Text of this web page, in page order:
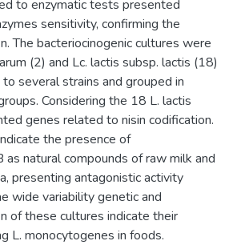
to enzymatic tests presented
sensitivity, confirming the
The bacteriocinogenic cultures were
(2) and Lc. lactis subsp. lactis (18)
several strains and grouped in
Considering the 18 L. lactis
genes related to nisin codification.
the presence of
as natural compounds of raw milk and
presenting antagonistic activity
wide variability genetic and
of these cultures indicate their
L. monocytogenes in foods.